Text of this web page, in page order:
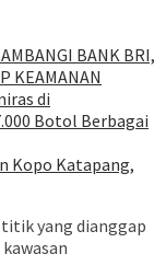
BANK BRI,
KEAMANAN
di
Botol Berbagai
Kopo Katapang,
yang dianggap